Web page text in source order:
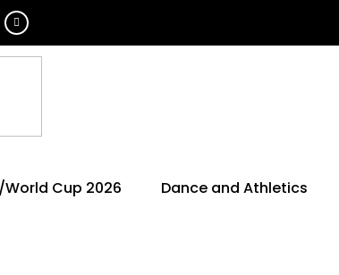
World Cup 2026 Dance and Athletics